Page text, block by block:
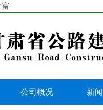
公司概况 新